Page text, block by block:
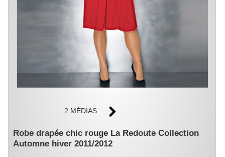
2 MÉDIAS
Robe drapée chic rouge La Redoute Collection
Automne hiver 2011/2012